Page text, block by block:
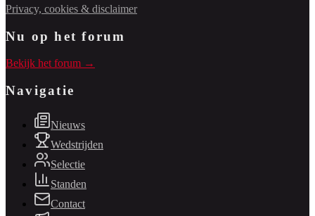
Privacy, cookies & disclaimer
Nu op het forum
Bekijk het forum →
Navigatie
Nieuws
Wedstrijden
Selectie
Standen
Contact